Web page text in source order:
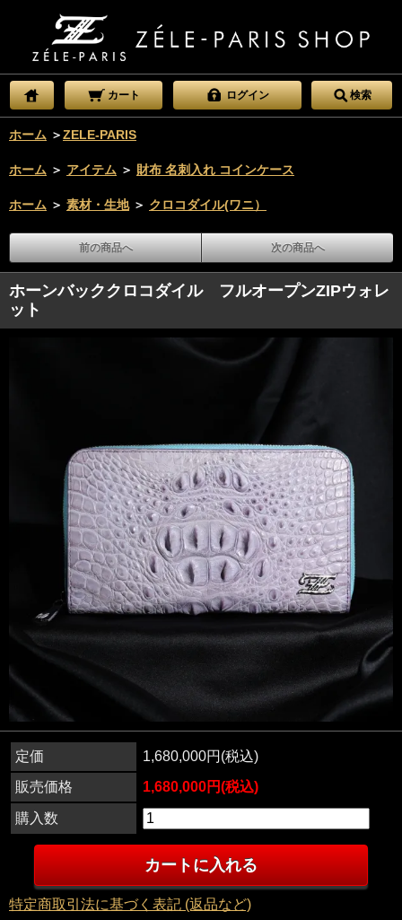
カート ログイン 検索
ホーム ＞ZELE-PARIS
ホーム ＞ アイテム ＞ 財布 名刺入れ コインケース
ホーム ＞ 素材・生地 ＞ クロコダイル(ワニ）
前の商品へ 次の商品へ
ホーンバッククロコダイル フルオープンZIPウォレ
ット
定価
1,680,000円(税込)
販売価格
1,680,000円(税込)
購入数
特定商取引法に基づく表記 (返品など)